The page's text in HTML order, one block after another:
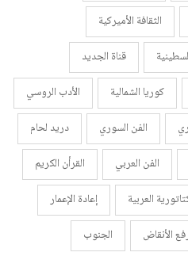
الثقافة الأميركية
قناة الجديد
كوريا الشمالية
الأدب الروسي
الفن السوري
دريد لحام
الفن العربي
القرأن الكريم
العربية
إعادة الإعمار
الأنقاض
الجنوب